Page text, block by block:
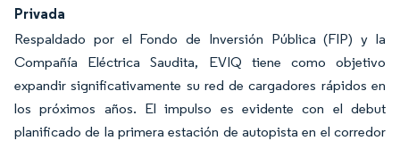
Privada
Respaldado por el Fondo de Inversión Pública (FIP) y la
Compañía Eléctrica Saudita, EVIQ tiene como objetivo
expandir significativamente su red de cargadores rápidos en
los próximos años. El impulso es evidente con el debut
planificado de la primera estación de autopista en el corredor